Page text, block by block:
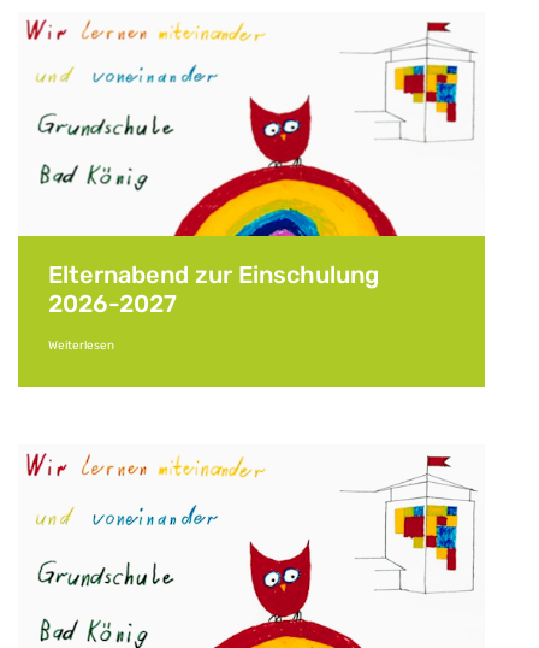
Elternabend zur Einschulung
2026-2027
Weiterlesen